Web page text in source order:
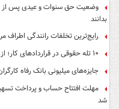
وضعیت حق سنوات و عیدی پس از
بدانند
رایج‌ترین تخلفات رانندگی اطراف
۱۰ تله حقوقی در قراردادهای کار؛ از بیمه اجباری تا سفیدامضاء خطرناک
جایزه‌های میلیونی بانک رفاه
شد